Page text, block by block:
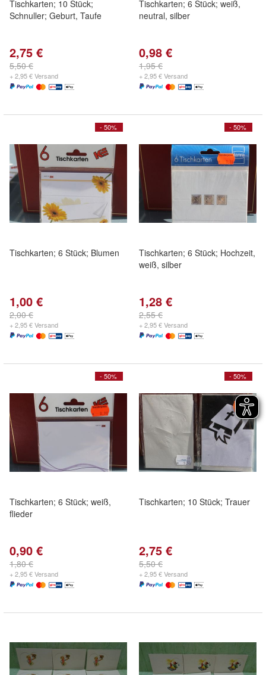
Tischkarten; 10 Stück;
Schnuller; Geburt, Taufe
2,75 €
5,50 €
+ 2,95 € Versand
Tischkarten; 6 Stück; weiß,
neutral, silber
0,98 €
1,95 €
+ 2,95 € Versand
- 50%
Tischkarten; 6 Stück; Blumen
1,00 €
2,00 €
+ 2,95 € Versand
- 50%
Tischkarten; 6 Stück; Hochzeit,
weiß, silber
1,28 €
2,55 €
+ 2,95 € Versand
- 50%
Tischkarten; 6 Stück; weiß,
flieder
0,90 €
1,80 €
+ 2,95 € Versand
- 50%
Tischkarten; 10 Stück; Trauer
2,75 €
5,50 €
+ 2,95 € Versand